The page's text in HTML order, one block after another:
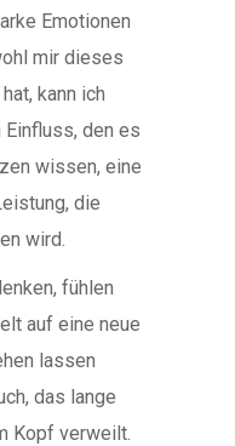
Emotionen
mir dieses
kann ich
den es
wissen, eine
die
wird.
fühlen
auf eine neue
lassen
das lange
Kopf verweilt.